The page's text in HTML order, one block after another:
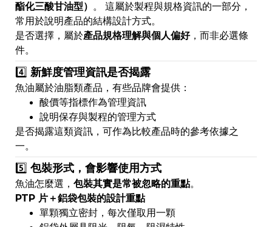
酯化三酸甘油型） 。 這屬於製程與規格資訊的一部分，
常用於說明產品的結構設計方式。
是否選擇，屬於產品規格理解與個人偏好，而非必選條
件。
4️⃣ 新鮮度管理資訊是否揭露
魚油屬於油脂類產品，有些品牌會提供：
酸價等指標作為管理資訊
說明保存與製程的管理方式
是否揭露這類資訊，可作為比較產品時的參考依據之
一。
5️⃣ 包裝形式，會影響使用方式
魚油怎麼選， 包裝其實是常被忽略的重點。
PTP 片＋鋁袋包裝的設計重點
單顆獨立密封，每次僅取用一顆